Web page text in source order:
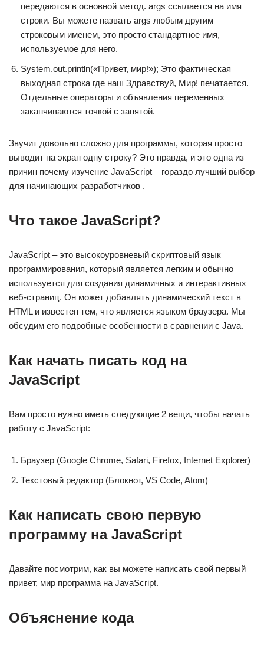
передаются в основной метод. args ссылается на имя
строки. Вы можете назвать args любым другим
строковым именем, это просто стандартное имя,
используемое для него.
System.out.println(«Привет, мир!»); Это фактическая
выходная строка где наш Здравствуй, Мир! печатается.
Отдельные операторы и объявления переменных
заканчиваются точкой с запятой.
Звучит довольно сложно для программы, которая просто
выводит на экран одну строку? Это правда, и это одна из
причин почему изучение JavaScript – гораздо лучший выбор
для начинающих разработчиков .
Что такое JavaScript?
JavaScript – это высокоуровневый скриптовый язык
программирования, который является легким и обычно
используется для создания динамичных и интерактивных
веб-страниц. Он может добавлять динамический текст в
HTML и известен тем, что является языком браузера. Мы
обсудим его подробные особенности в сравнении с Java.
Как начать писать код на
JavaScript
Вам просто нужно иметь следующие 2 вещи, чтобы начать
работу с JavaScript:
Браузер (Google Chrome, Safari, Firefox, Internet Explorer)
Текстовый редактор (Блокнот, VS Code, Atom)
Как написать свою первую
программу на JavaScript
Давайте посмотрим, как вы можете написать свой первый
привет, мир программа на JavaScript.
Объяснение кода